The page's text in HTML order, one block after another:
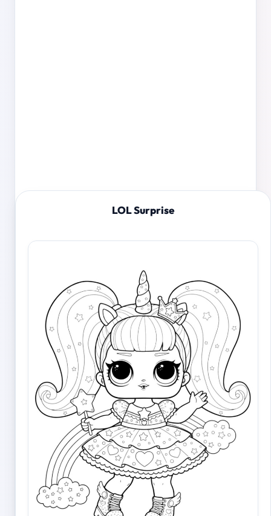
LOL Surprise